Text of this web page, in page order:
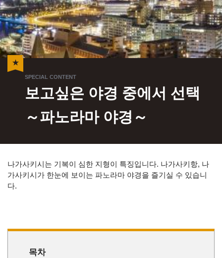
보고싶은 야경 중에서 선택
～파노라마 야경～
나가사키시는 기복이 심한 지형이 특징입니다. 나가사키항, 나
가사키시가 한눈에 보이는 파노라마 야경을 즐기실 수 있습니
다.
목차